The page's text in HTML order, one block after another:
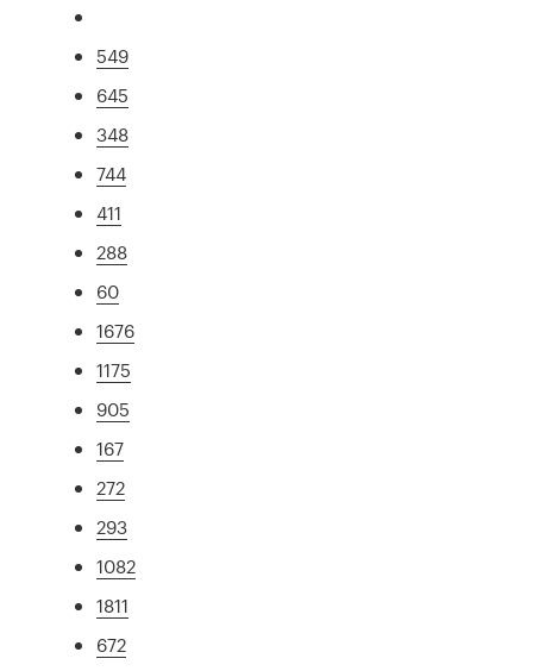
549
645
348
744
411
288
60
1676
1175
905
167
272
293
1082
1811
672